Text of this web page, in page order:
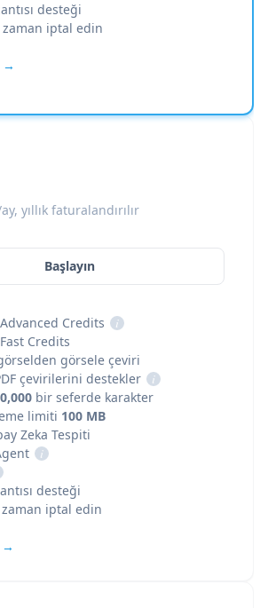
desteği
iptal edin
→
yıllık faturalandırılır
Başlayın
Advanced Credits
i
Fast Credits
görsele çeviri
çevirilerini destekler
i
bir seferde karakter
limiti 100 MB
Zeka Tespiti
i
desteği
iptal edin
→